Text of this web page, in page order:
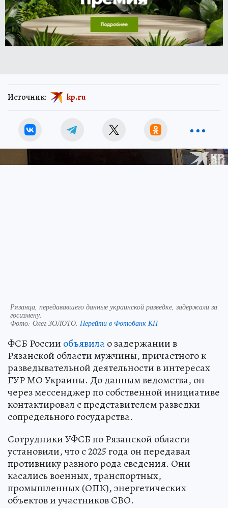
Источник: kp.ru
Рязанца, передававшего данные украинской разведке, задержали за
госизмену.
Фото: Олег ЗОЛОТО. Перейти в Фотобанк КП
ФСБ России объявилао задержании в
Рязанской области мужчины, причастного к
разведывательной деятельности в интересах
ГУР МО Украины. До данным ведомства, он
через мессенджер по собственной инициативе
контактировал с представителем разведки
сопредельного государства.
Сотрудники УФСБ по Рязанской области
установили, что с 2025 года он передавал
противнику разного рода сведения. Они
касались военных, транспортных,
промышленных (ОПК), энергетических
объектов и участников СВО.